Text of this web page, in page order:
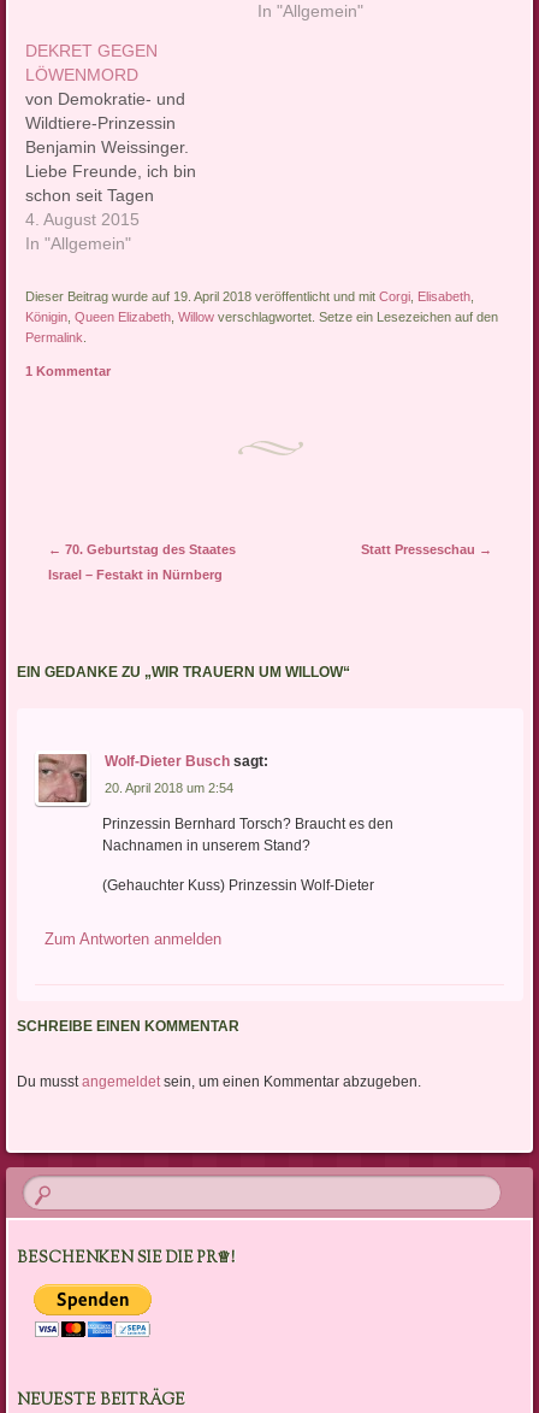
In "Allgemein"
DEKRET GEGEN
LÖWENMORD
von Demokratie- und
Wildtiere-Prinzessin
Benjamin Weissinger.
Liebe Freunde, ich bin
schon seit Tagen
unheimlich aufgebracht
und ruhelos, wie alle
nämlich. Und nicht bloß
"Menschen". Der KÖNIG
DER TIERE, der von
seinem Bruder, auch ein
4. August 2015
In "Allgemein"
Dieser Beitrag wurde auf 19. April 2018 veröffentlicht und mitCorgi Elisabeth
Königin ,Queen Elizabeth ,Willow verschlagwortet. Setze ein Lesezeichen auf den
Permalink
1 Kommentar
Artikel-Navigation
← 70. Geburtstag des Staates
Israel – Festakt in Nürnberg
Statt Presseschau →
EIN GEDANKE ZU „WIR TRAUERN UM WILLOW“
Wolf-Dieter Busch sagt:
20. April 2018 um 2:54
Prinzessin Bernhard Torsch? Braucht es den
Nachnamen in unserem Stand?
(Gehauchter Kuss) Prinzessin Wolf-Dieter
Zum Antworten anmelden
SCHREIBE EINEN KOMMENTAR
Du musstangemeldetsein, um einen Kommentar abzugeben.
BESCHENKEN SIE DIE PR♕!
NEUESTE BEITRÄGE